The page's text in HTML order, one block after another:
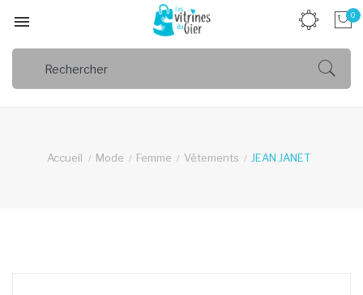
 0
Accueil Mode Femme Vêtements JEAN JANET